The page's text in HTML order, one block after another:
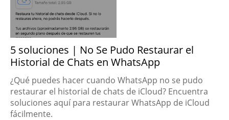
5 soluciones | No Se Pudo Restaurar el
Historial de Chats en WhatsApp
¿Qué puedes hacer cuando WhatsApp no se pudo
restaurar el historial de chats de iCloud? Encuentra
soluciones aquí para restaurar WhatsApp de iCloud
fácilmente.